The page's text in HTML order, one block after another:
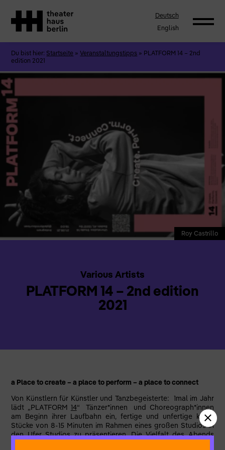
Deutsch
English
Du bist hier: Startseite »Veranstaltungstipps » PLATFORM 14 – 2nd
edition 2021
Roy Castrillo
Various Artists
PLATFORM 14 – 2nd edition
2021
a Place to create – a place to perform – a place to connect
Von Künstlern für Künstler und Tanzbegeisterte: 1mal im Jahr
lädt „PLATFORM 14“ Tänzer*innen und Choreograph*innen
am Beginn ihrer Laufbahn ein, fertige und unfertige kurze
Stücke von 8-15 Minuten im Rahmen eines großen Studios in
den Ufer_Studios zu präsentieren. Die Vielfalt des Abends